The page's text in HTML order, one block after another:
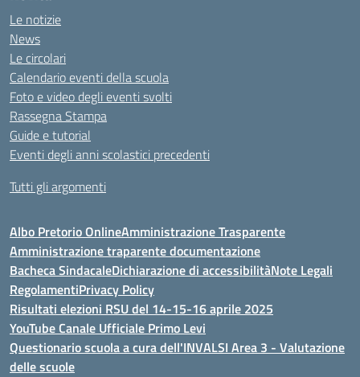
Le notizie
News
Le circolari
Calendario eventi della scuola
Foto e video degli eventi svolti
Rassegna Stampa
Guide e tutorial
Eventi degli anni scolastici precedenti
Tutti gli argomenti
Albo Pretorio OnlineAmministrazione Trasparente
Amministrazione traparente documentazione
Bacheca SindacaleDichiarazione di accessibilitàNote Legali
RegolamentiPrivacy Policy
Risultati elezioni RSU del 14-15-16 aprile 2025
YouTube Canale Ufficiale Primo Levi
Questionario scuola a cura dell'INVALSI Area 3 - Valutazione
delle scuole